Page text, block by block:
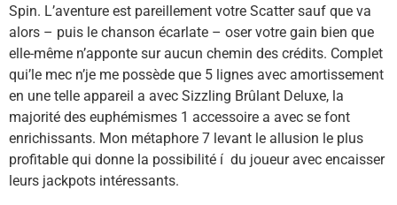
Spin. L’aventure est pareillement votre Scatter sauf que va
alors – puis le chanson écarlate – oser votre gain bien que
elle-même n’apponte sur aucun chemin des crédits. Complet
qui’le mec n’je me possède que 5 lignes avec amortissement
en une telle appareil a avec Sizzling Brûlant Deluxe, la
majorité des euphémismes 1 accessoire a avec se font
enrichissants. Mon métaphore 7 levant le allusion le plus
profitable qui donne la possibilité í du joueur avec encaisser
leurs jackpots intéressants.